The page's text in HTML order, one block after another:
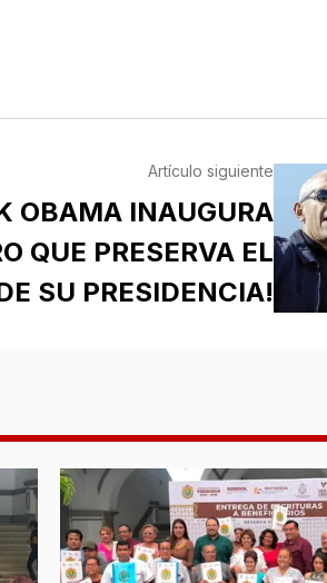
Artículo siguiente
OBAMA INAUGURA
QUE PRESERVA EL
SU PRESIDENCIA!